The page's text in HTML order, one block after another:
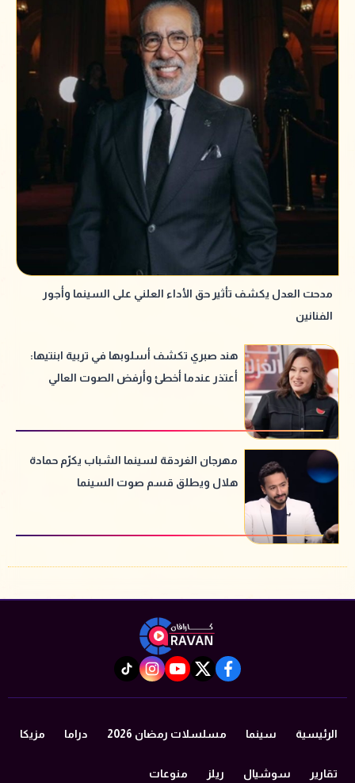
مدحت العدل يكشف تأثير حق الأداء العلني على السينما وأجور
الفنانين
هند صبري تكشف أسلوبها في تربية ابنتيها:
أعتذر عندما أخطئ وأرفض الصوت العالي
مهرجان الغردقة لسينما الشباب يكرّم حمادة
هلال ويطلق قسم صوت السينما
facebook
twitter
youtube
instagram
tiktok
الرئيسية سينما مسلسلات رمضان 2026 دراما مزيكا
تقارير سوشيال ريلز منوعات